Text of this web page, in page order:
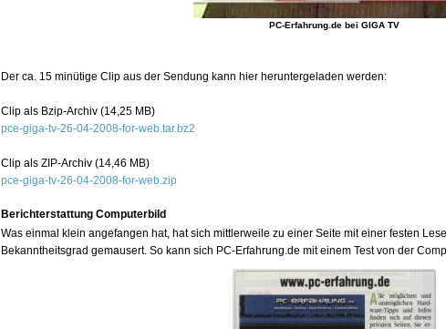
PC-Erfahrung.de bei GIGA TV
Der ca. 15 minütige Clip aus der Sendung kann hier heruntergeladen werden:
Clip als Bzip-Archiv (14,25 MB)
pce-giga-tv-26-04-2008-for-web.tar.bz2
Clip als ZIP-Archiv (14,46 MB)
pce-giga-tv-26-04-2008-for-web.zip
Berichterstattung Computerbild
Was einmal klein angefangen hat, hat sich mittlerweile zu einer Seite mit einer festen
Bekanntheitsgrad gemausert. So kann sich PC-Erfahrung.de mit einem Test von der